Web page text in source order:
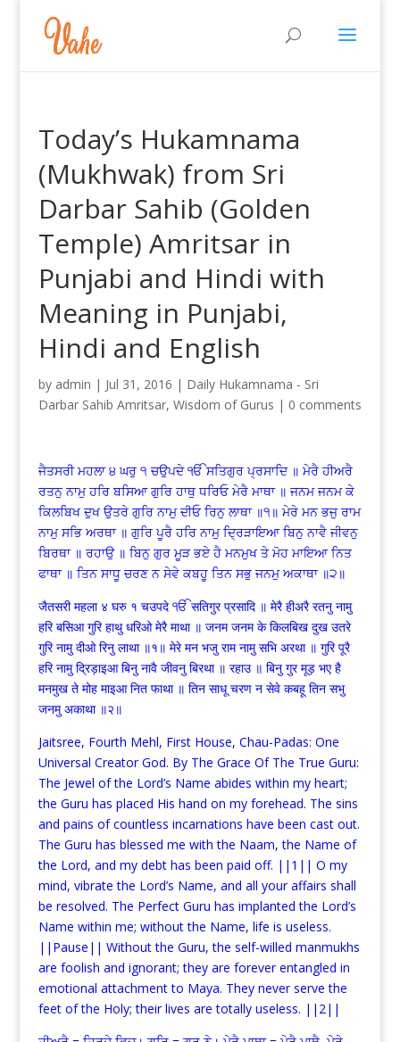
Today’s Hukamnama
(Mukhwak) from Sri
Darbar Sahib (Golden
Temple) Amritsar in
Punjabi and Hindi with
Meaning in Punjabi,
Hindi and English
by admin | Jul 31, 2016 | Daily Hukamnama - Sri
Darbar Sahib Amritsar, Wisdom of Gurus | 0 comments
ਜੈਤਸਰੀ ਮਹਲਾ ੪ ਘਰੁ ੧ ਚਉਪਦੇ ੴ ਸਤਿਗੁਰ ਪ੍ਰਸਾਦਿ ॥ ਮੇਰੈ ਹੀਅਰੈ
ਰਤਨੁ ਨਾਮੁ ਹਰਿ ਬਸਿਆ ਗੁਰਿ ਹਾਥੁ ਧਰਿਓ ਮੇਰੈ ਮਾਥਾ ॥ ਜਨਮ ਜਨਮ ਕੇ
ਕਿਲਬਿਖ ਦੁਖ ਉਤਰੇ ਗੁਰਿ ਨਾਮੁ ਦੀਓ ਰਿਨੁ ਲਾਥਾ ॥੧॥ ਮੇਰੇ ਮਨ ਭਜੁ ਰਾਮ
ਨਾਮੁ ਸਭਿ ਅਰਥਾ ॥ ਗੁਰਿ ਪੂਰੈ ਹਰਿ ਨਾਮੁ ਦ੍ਰਿੜਾਇਆ ਬਿਨੁ ਨਾਵੈ ਜੀਵਨੁ
ਬਿਰਥਾ ॥ ਰਹਾਉ ॥ ਬਿਨੁ ਗੁਰ ਮੂੜ ਭਏ ਹੈ ਮਨਮੁਖ ਤੇ ਮੋਹ ਮਾਇਆ ਨਿਤ
ਫਾਥਾ ॥ ਤਿਨ ਸਾਧੂ ਚਰਣ ਨ ਸੇਵੇ ਕਬਹੂ ਤਿਨ ਸਭੁ ਜਨਮੁ ਅਕਾਥਾ ॥੨॥
जैतसरी महला ४ घरु १ चउपदे ੴ सतिगुर प्रसादि ॥ मेरै हीअरै रतनु नामु
हरि बसिआ गुरि हाथु धरिओ मेरै माथा ॥ जनम जनम के किलबिख दुख उतरे
गुरि नामु दीओ रिनु लाथा ॥१॥ मेरे मन भजु राम नामु सभि अरथा ॥ गुरि पूरै
हरि नामु द्रिड़ाइआ बिनु नावै जीवनु बिरथा ॥ रहाउ ॥ बिनु गुर मूड़ भए है
मनमुख ते मोह माइआ नित फाथा ॥ तिन साधू चरण न सेवे कबहू तिन सभु
जनमु अकाथा ॥२॥
Jaitsree, Fourth Mehl, First House, Chau-Padas: One
Universal Creator God. By The Grace Of The True Guru:
The Jewel of the Lord’s Name abides within my heart;
the Guru has placed His hand on my forehead. The sins
and pains of countless incarnations have been cast out.
The Guru has blessed me with the Naam, the Name of
the Lord, and my debt has been paid off. ||1|| O my
mind, vibrate the Lord’s Name, and all your affairs shall
be resolved. The Perfect Guru has implanted the Lord’s
Name within me; without the Name, life is useless.
||Pause|| Without the Guru, the self-willed manmukhs
are foolish and ignorant; they are forever entangled in
emotional attachment to Maya. They never serve the
feet of the Holy; their lives are totally useless. ||2||